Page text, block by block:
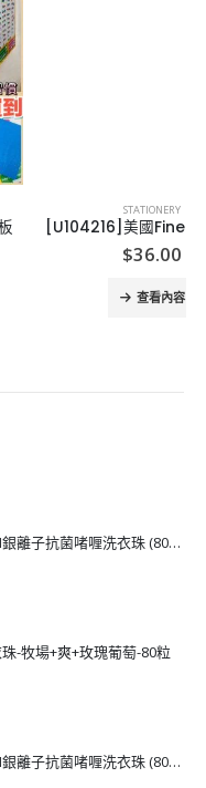
[U104216]美國Fineliner幼線水筆 24/ 36 色 幼線水筆
[J206232] 日本BON BON銀離子抗菌啫喱洗衣珠 (80粒)
-牧場+爽+玫瑰葡萄-80粒
[J111043] 日本BON BON銀離子抗菌啫喱洗衣珠 (80粒)